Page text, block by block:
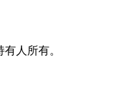
人所有。